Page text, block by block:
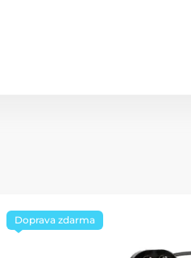
Doprava zdarma